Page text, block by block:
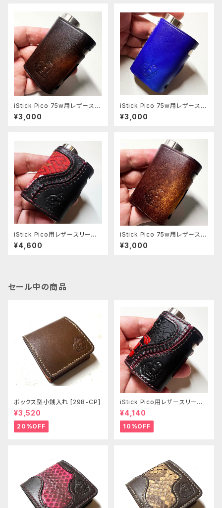
iStick Pico 75w用レザースリ
ーブ [405-pc]
¥3,000
iStick Pico 75w用レザースリ
ーブ [313-pc]
¥3,000
iStick Pico用レザースリーブ
[379-pc]
¥4,600
iStick Pico 75w用レザースリ
ーブ [407-pc]
¥3,000
セール中の商品
ボックス型小銭入れ [298-CP]
¥3,520
20%OFF
iStick Pico用レザースリーブ
[381-pc]
¥4,140
10%OFF